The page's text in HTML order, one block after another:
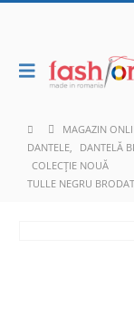
MAGAZIN
DANTELE, DANTELĂ
COLECȚIE NOUĂ
TULLE NEGRU